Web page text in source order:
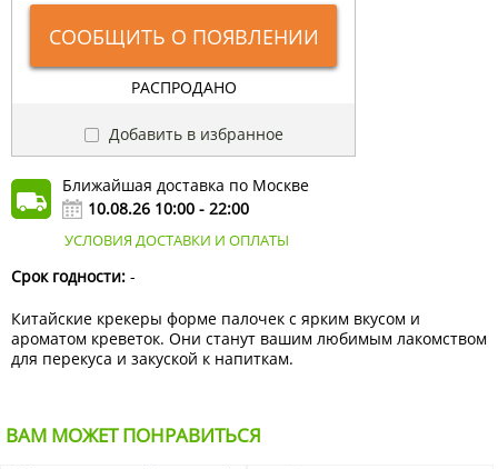
СООБЩИТЬ О ПОЯВЛЕНИИ
РАСПРОДАНО
Добавить в избранное
Ближайшая доставка по Москве
10.08.26 10:00 - 22:00
УСЛОВИЯ ДОСТАВКИ И ОПЛАТЫ
Срок годности: -
Китайские крекеры форме палочек с ярким вкусом и
ароматом креветок. Они станут вашим любимым лакомством
для перекуса и закуской к напиткам.
ВАМ МОЖЕТ ПОНРАВИТЬСЯ